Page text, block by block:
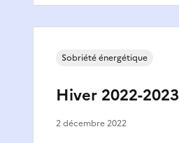
Hiver 2022-2023
Sobriété énergétique
2 décembre 2022